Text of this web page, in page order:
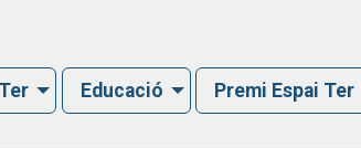
Educació Premi Espai Ter